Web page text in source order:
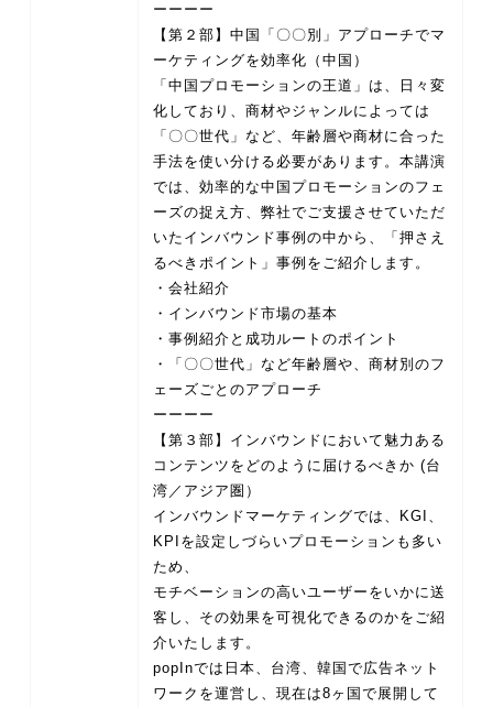
ーーーー
【第２部】中国「〇〇別」アプローチでマ
ーケティングを効率化（中国）
「中国プロモーションの王道」は、日々変
化しており、商材やジャンルによっては
「〇〇世代」など、年齢層や商材に合った
手法を使い分ける必要があります。本講演
では、効率的な中国プロモーションのフェ
ーズの捉え方、弊社でご支援させていただ
いたインバウンド事例の中から、「押さえ
るべきポイント」事例をご紹介します。
・会社紹介
・インバウンド市場の基本
・事例紹介と成功ルートのポイント
・「〇〇世代」など年齢層や、商材別のフ
ェーズごとのアプローチ
ーーーー
【第３部】インバウンドにおいて魅力ある
コンテンツをどのように届けるべきか (台
湾／アジア圏）
インバウンドマーケティングでは、KGI、
KPIを設定しづらいプロモーションも多い
ため、
モチベーションの高いユーザーをいかに送
客し、その効果を可視化できるのかをご紹
介いたします。
popInでは日本、台湾、韓国で広告ネット
ワークを運営し、現在は8ヶ国で展開して